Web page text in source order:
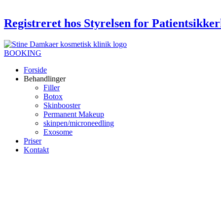
Registreret hos Styrelsen for
BOOKING
Forside
Behandlinger
Filler
Botox
Skinbooster
Permanent Makeup
skinpen/microneedling
Exosome
Priser
Kontakt